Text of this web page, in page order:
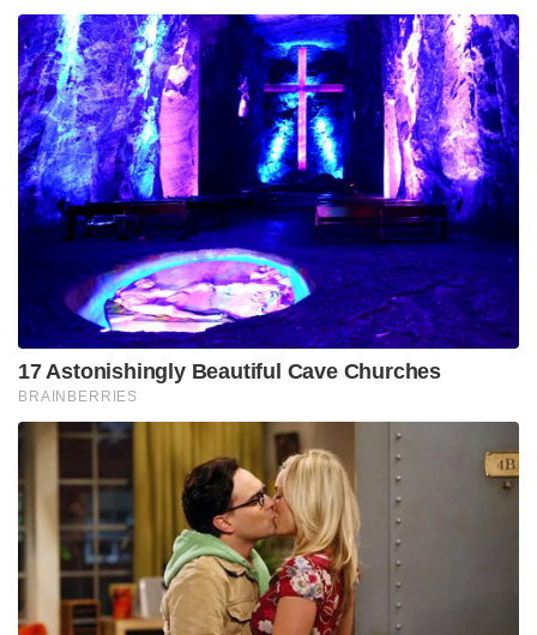
17 Astonishingly Beautiful Cave Churches
BRAINBERRIES